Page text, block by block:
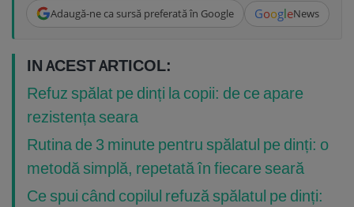
Adaugă-ne ca sursă preferată în Google GoogleNews
IN ACEST ARTICOL:
Refuz spălat pe dinți la copii: de ce apare
rezistența seara
Rutina de 3 minute pentru spălatul pe dinți: o
metodă simplă, repetată în fiecare seară
Ce spui când copilul refuză spălatul pe dinți: